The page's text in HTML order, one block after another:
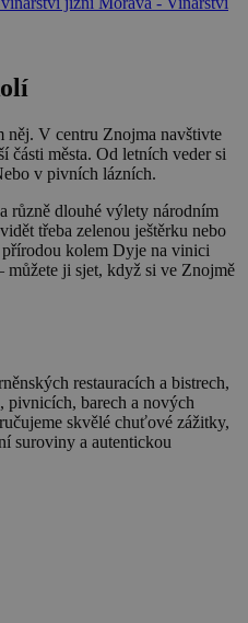
něj. V centru Znojma navštivte
části města. Od letních veder si
v pivních lázních.
různě dlouhé výlety národním
třeba zelenou ještěrku nebo
kolem Dyje na vinici
můžete ji sjet, když si ve Znojmě
restauracích a bistrech,
pivnicích, barech a nových
skvělé chuťové zážitky,
suroviny a autentickou